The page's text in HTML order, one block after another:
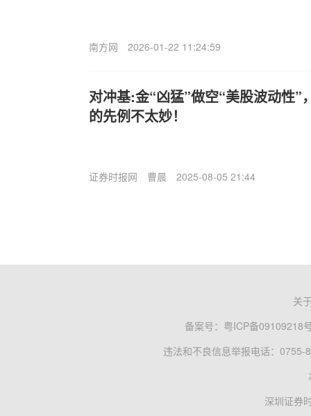
南方网 2026-01-22 11:24:59
对冲基:金“凶猛”做空“美股波动性”
的先例不太妙！
证券时报网 曹晨 2025-08-05 21:44
关
备案号： 粤ICP备09109218
违法和不良信息举报电话：0755-
深圳证券